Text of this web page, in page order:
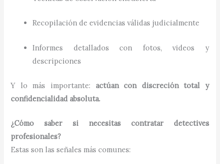
Recopilación de evidencias válidas judicialmente
Informes detallados con fotos, videos y
descripciones
Y lo más importante: actúan con discreción total y
confidencialidad absoluta.
¿Cómo saber si necesitas contratar detectives
profesionales?
Estas son las señales más comunes: